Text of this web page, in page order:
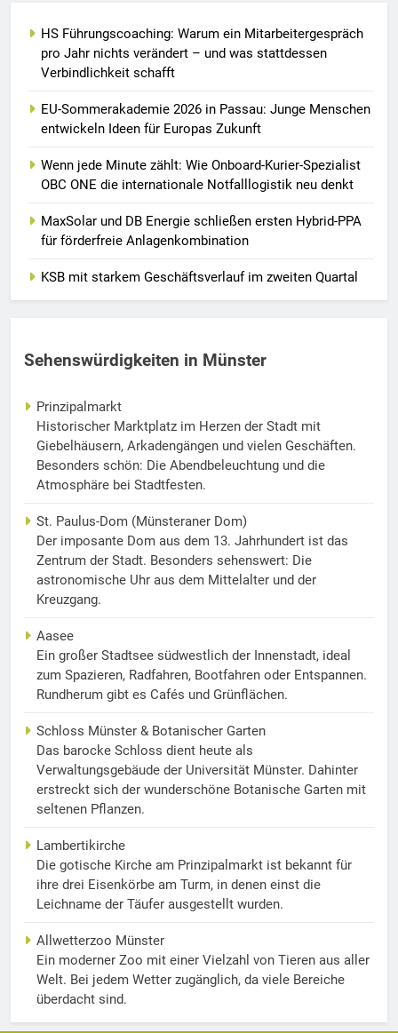
HS Führungscoaching: Warum ein Mitarbeitergespräch
pro Jahr nichts verändert – und was stattdessen
Verbindlichkeit schafft
EU-Sommerakademie 2026 in Passau: Junge Menschen
entwickeln Ideen für Europas Zukunft
Wenn jede Minute zählt: Wie Onboard-Kurier-Spezialist
OBC ONE die internationale Notfalllogistik neu denkt
MaxSolar und DB Energie schließen ersten Hybrid-PPA
für förderfreie Anlagenkombination
KSB mit starkem Geschäftsverlauf im zweiten Quartal
Sehenswürdigkeiten in Münster
Prinzipalmarkt
Historischer Marktplatz im Herzen der Stadt mit
Giebelhäusern, Arkadengängen und vielen Geschäften.
Besonders schön: Die Abendbeleuchtung und die
Atmosphäre bei Stadtfesten.
St. Paulus-Dom (Münsteraner Dom)
Der imposante Dom aus dem 13. Jahrhundert ist das
Zentrum der Stadt. Besonders sehenswert: Die
astronomische Uhr aus dem Mittelalter und der
Kreuzgang.
Aasee
Ein großer Stadtsee südwestlich der Innenstadt, ideal
zum Spazieren, Radfahren, Bootfahren oder Entspannen.
Rundherum gibt es Cafés und Grünflächen.
Schloss Münster & Botanischer Garten
Das barocke Schloss dient heute als
Verwaltungsgebäude der Universität Münster. Dahinter
erstreckt sich der wunderschöne Botanische Garten mit
seltenen Pflanzen.
Lambertikirche
Die gotische Kirche am Prinzipalmarkt ist bekannt für
ihre drei Eisenkörbe am Turm, in denen einst die
Leichname der Täufer ausgestellt wurden.
Allwetterzoo Münster
Ein moderner Zoo mit einer Vielzahl von Tieren aus aller
Welt. Bei jedem Wetter zugänglich, da viele Bereiche
überdacht sind.